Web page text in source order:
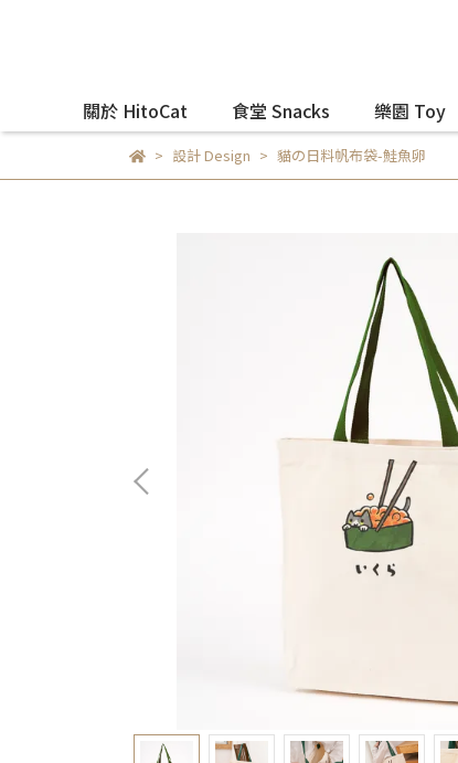
關於 HitoCat 食堂 Snacks 樂園 Toy
設計 Design 貓の日料帆布袋-鮭魚卵